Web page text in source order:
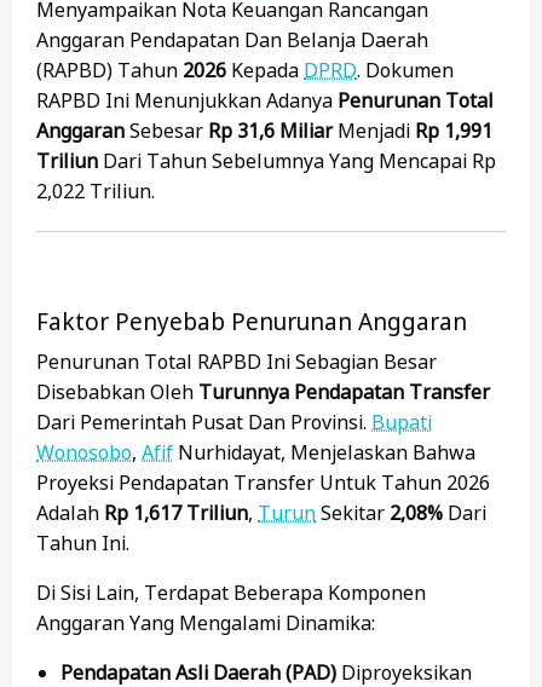
Menyampaikan Nota Keuangan Rancangan
Anggaran Pendapatan Dan Belanja Daerah
(RAPBD) Tahun 2026 Kepada DPRD. Dokumen
RAPBD Ini Menunjukkan Adanya Penurunan Total
AnggaranSebesar Rp 31,6 MiliarMenjadi Rp 1,991
Triliun Dari Tahun Sebelumnya Yang Mencapai Rp
2,022 Triliun.
Faktor Penyebab Penurunan Anggaran
Penurunan Total RAPBD Ini Sebagian Besar
Disebabkan Oleh Turunnya Pendapatan Transfer
Dari Pemerintah Pusat Dan Provinsi. Bupati
Wonosobo, Afif Nurhidayat, Menjelaskan Bahwa
Proyeksi Pendapatan Transfer Untuk Tahun 2026
Adalah Rp 1,617 Triliun, TurunSekitar 2,08% Dari
Tahun Ini.
Di Sisi Lain, Terdapat Beberapa Komponen
Anggaran Yang Mengalami Dinamika:
Pendapatan Asli Daerah (PAD) Diproyeksikan